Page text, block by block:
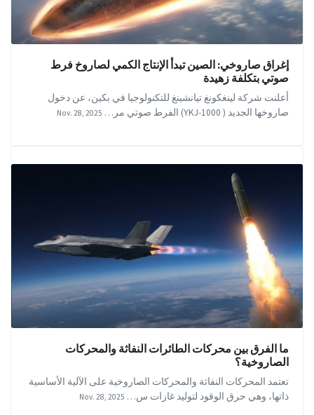
إغراق صاروخي: الصين تبدأ الإنتاج الكمي لصاروخ فرط
صوتي بتكلفة زهيدة
أعلنت شركة لينغكونغ تيانشينغ للتكنولوجيا في بكين، عن دخول
صاروخها الجديد ( YKJ-1000) الفرط صوتي مر…
Nov. 28, 2025
ما الفرق بين محركات الطائرات النفاثة والمحركات
الصاروخية؟
تعتمد المحركات النفاثة والمحركات الصاروخية على الآلية الأساسية
ذاتها، وهي حرق الوقود لتوليد غازات س… Nov. 28, 2025